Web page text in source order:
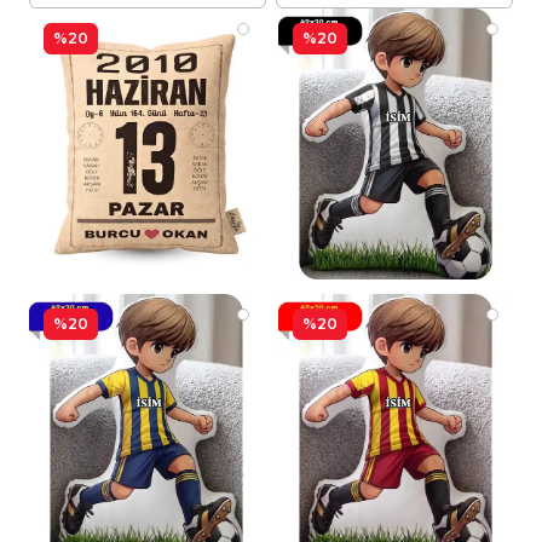
hediye edebileceğiniz mükemmel bir seçenek
sunar. Gümüş takılar arasında yer alan bu özel
parça, stilinize zarafet katmak için ideal bir
tercihtir.
%20 %20
%20 %20